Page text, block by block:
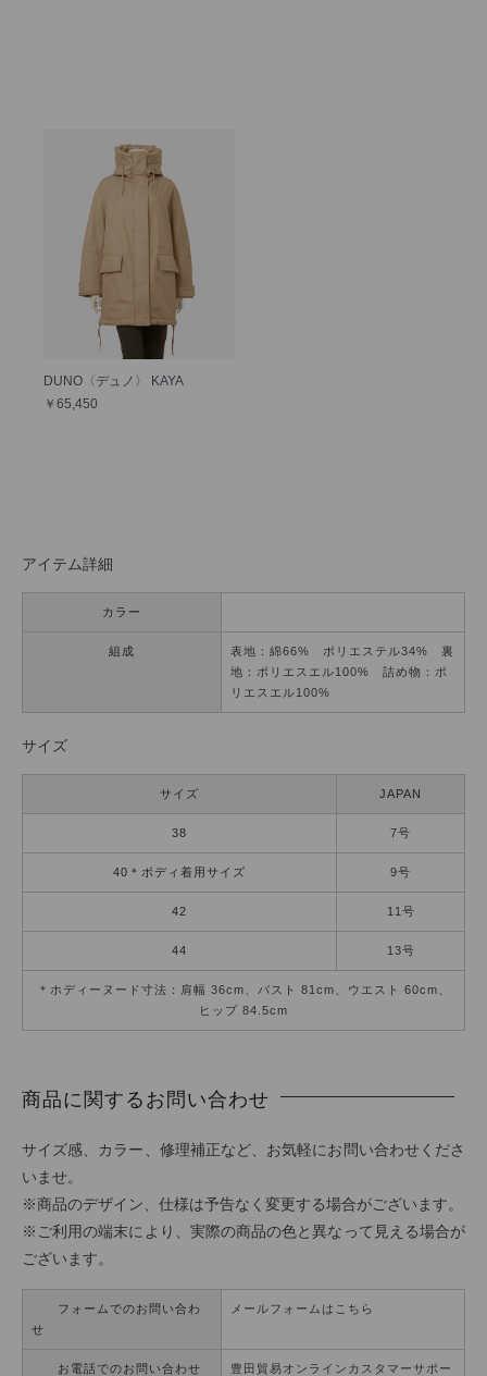
DUNO〈デュノ〉 KAYA
￥65,450
アイテム詳細
カラー
組成
表地：綿66% ポリエステル34% 裏
地：ポリエスエル100% 詰め物：ポ
リエスエル100%
サイズ
サイズ JAPAN
38 7号
40＊ボディ着用サイズ 9号
42 11号
44 13号
＊ホディーヌード寸法：肩幅 36cm、バスト 81cm、ウエスト 60cm、
ヒップ 84.5cm
商品に関するお問い合わせ
サイズ感、カラー、修理補正など、お気軽にお問い合わせくださ
いませ。
※商品のデザイン、仕様は予告なく変更する場合がございます。
※ご利用の端末により、実際の商品の色と異なって見える場合が
ございます。
フォームでのお問い合わ
せ
メールフォームはこちら
お電話でのお問い合わせ
豊田貿易オンラインカスタマーサポー